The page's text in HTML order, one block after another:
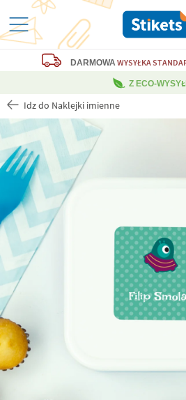
DARMOWA WYSYŁKA
Z ECO-
Idz do Naklejki imienne